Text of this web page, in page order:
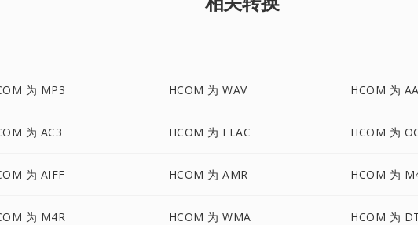
为 MP3 HCOM 为 WAV HCOM 为
为 AC3 HCOM 为 FLAC HCOM 为
为 AIFF HCOM 为 AMR HCOM 为
为 M4R HCOM 为 WMA HCOM 为